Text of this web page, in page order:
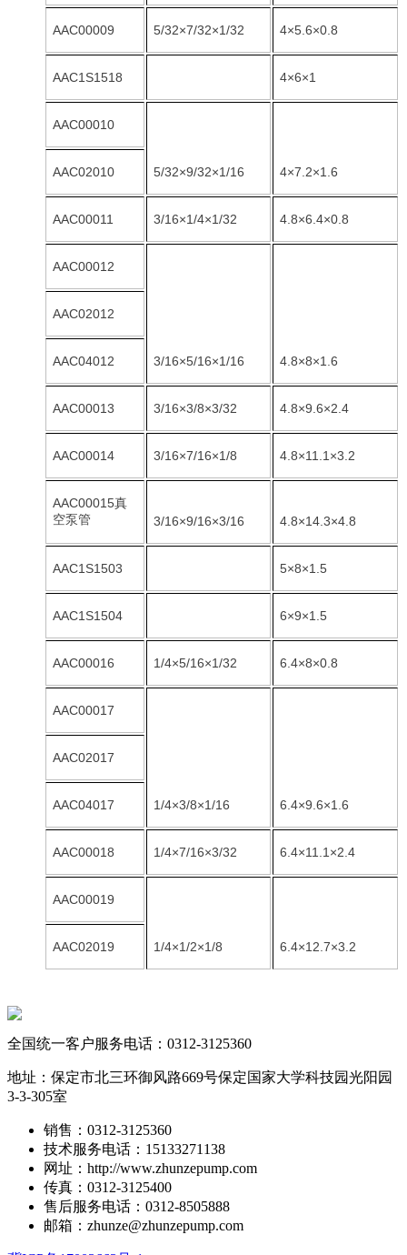
AAC00009 5/32×7/32×1/32 4×5.6×0.8
AAC1S1518 4×6×1
AAC00010
5/32×9/32×1/16 4×7.2×1.6
AAC02010
AAC00011 3/16×1/4×1/32 4.8×6.4×0.8
AAC00012
3/16×5/16×1/16 4.8×8×1.6
AAC02012
AAC04012
AAC00013 3/16×3/8×3/32 4.8×9.6×2.4
AAC00014 3/16×7/16×1/8 4.8×11.1×3.2
AAC00015真
空泵管
3/16×9/16×3/16 4.8×14.3×4.8
AAC1S1503 5×8×1.5
AAC1S1504 6×9×1.5
AAC00016 1/4×5/16×1/32 6.4×8×0.8
AAC00017
1/4×3/8×1/16 6.4×9.6×1.6
AAC02017
AAC04017
AAC00018 1/4×7/16×3/32 6.4×11.1×2.4
AAC00019
1/4×1/2×1/8 6.4×12.7×3.2
AAC02019
全国统一客户服务电话： 0312-3125360
地址：保定市北三环御风路669号保定国家大学科技园光阳园
3-3-305室
销售：0312-3125360
技术服务电话：15133271138
网址：http://www.zhunzepump.com
传真：0312-3125400
售后服务电话：0312-8505888
邮箱：zhunze@zhunzepump.com